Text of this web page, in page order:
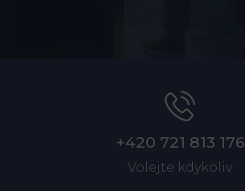
+420 721 813 176
Volejte kdykoliv